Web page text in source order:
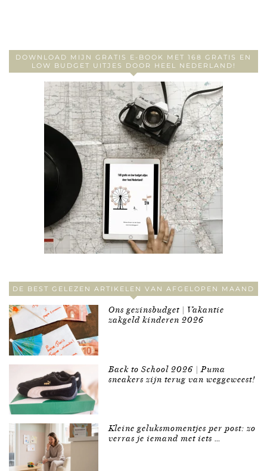
DOWNLOAD MIJN GRATIS E-BOOK MET 168 GRATIS EN
LOW BUDGET UITJES DOOR HEEL NEDERLAND!
DE BEST GELEZEN ARTIKELEN VAN AFGELOPEN MAAND
Ons gezinsbudget | Vakantie
zakgeld kinderen 2026
Back to School 2026 | Puma
sneakers zijn terug van weggeweest!
Kleine geluksmomentjes per post: zo
verras je iemand met iets …